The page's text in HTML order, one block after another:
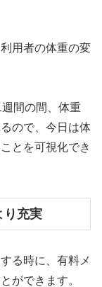
用者の体重の変
間の間、体重
ので、今日は体
とを可視化でき
り充実
る時に、有料メ
ができます。